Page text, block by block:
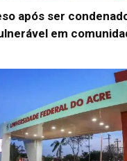
após ser
em